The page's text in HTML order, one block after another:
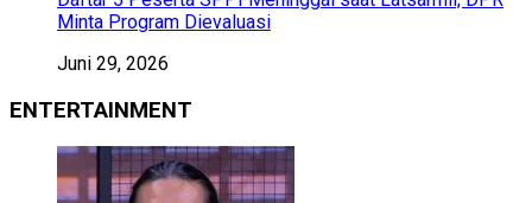
Minta Program Dievaluasi
Juni 29, 2026
ENTERTAINMENT